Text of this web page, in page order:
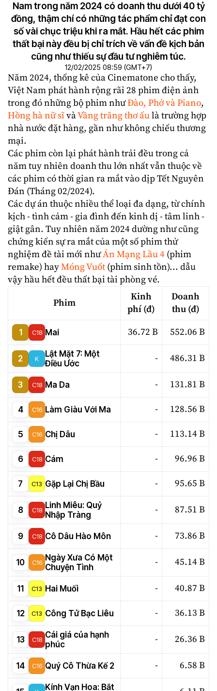
Nam trong năm 2024 có doanh thu dưới 40 tỷ
đồng, thậm chí có những tác phẩm chỉ đạt con
số vài chục triệu khi ra mắt. Hầu hết các phim
thất bại này đều bị chỉ trích về vấn đề kịch bản
cũng như thiếu sự đầu tư nghiêm túc.
12/02/2025 08:59 (GMT+7)
Năm 2024, thống kê của Cinematone cho thấy,
Việt Namphát hành rộng rãi 28 phim điện ảnh
trong đó những bộ phim nhưĐào, Phở và Piano,
Hồng hà nữ sĩvàVầng trăng thơ ấulà trường hợp
nhà nước đặt hàng, gần như không chiếu thương
mại.
Các phim còn lại phát hành trải đều trong cả
năm tuy nhiên doanh thu lớn nhất vẫn thuộc về
các phim có thời gian ra mắt vào dịp Tết Nguyên
Đán (Tháng 02/2024).
Các dự án thuộc nhiều thể loại đa dạng, từ chính
kịch - tình cảm - gia đình đến kinh dị - tâm linh -
giật gân. Tuy nhiên năm 2024 dường như cũng
chứng kiến sự ra mắt của một số phim thử
nghiệm đề tài mới nhưÁn Mạng Lầu 4 (phim
remake) hayMóng Vuốt (phim sinh tồn)... dẫu
vậy hầu hết đều thất bại tài phòng vé.
Phim
Kinh
phí (đ)
Doanh
thu (đ)
1 C18 Mai 36.72 B 552.06 B
2 K
Lật Mặt 7: Một
Điều Ước
- 486.31 B
3 C18 Ma Da - 131.81 B
4 C16 Làm Giàu Với Ma - 128.56 B
5 C16 Chị Dâu - 113.14 B
6 C18 Cám - 96.96 B
7 C13 Gặp Lại Chị Bầu - 95.65 B
8 C18 Linh Miêu: Quỷ
Nhập Tràng
- 87.51 B
9 C18 Cô Dâu Hào Môn - 73.86 B
10 C16 Ngày Xưa Có Một
Chuyện Tình
- 45.14 B
11 C13 Hai Muối - 40.87 B
12 C13 Công Tử Bạc Liêu - 36.13 B
13 C18 Cái giá của hạnh
phúc
- 26.36 B
14 C16 Quý Cô Thừa Kế 2 - 6.58 B
Kính Vạn Hoa: Bắt